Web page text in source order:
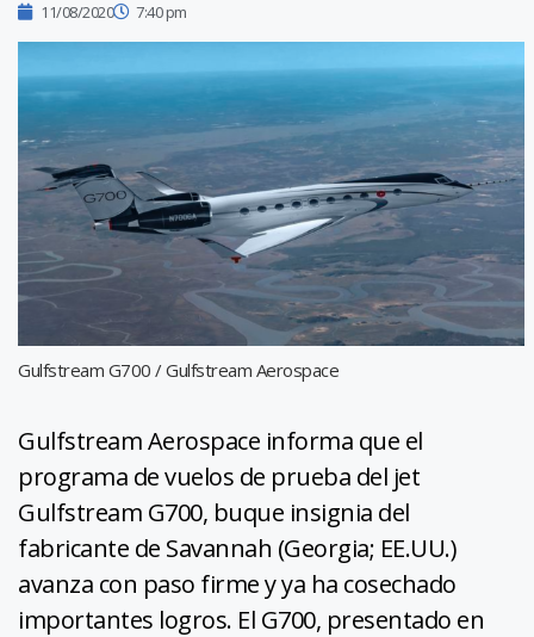
11/08/2020 7:40 pm
Gulfstream G700 / Gulfstream Aerospace
Gulfstream Aerospace informa que el
programa de vuelos de prueba del jet
Gulfstream G700, buque insignia del
fabricante de Savannah (Georgia; EE.UU.)
avanza con paso firme y ya ha cosechado
importantes logros. El G700, presentado en